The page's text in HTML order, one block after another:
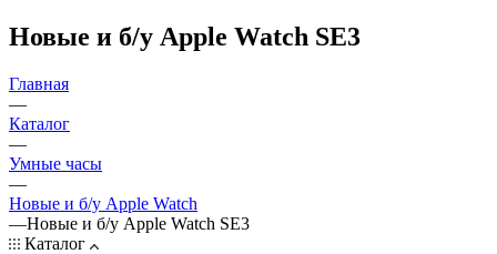
Новые и б/у Apple Watch SE3
Главная
—
Каталог
—
Умные часы
—
Новые и б/у Apple Watch
—Новые и б/у Apple Watch SE3
Каталог